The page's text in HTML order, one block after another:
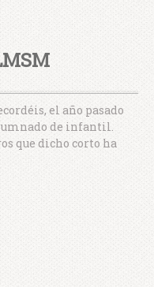
el año pasado
de infantil.
que dicho corto ha